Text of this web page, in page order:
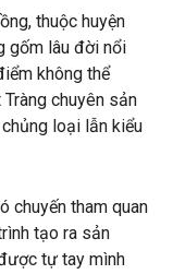
thuộc huyện
gốm lâu đời nổi
không thể
chuyên sản
loại lẫn kiểu
chuyến tham quan
tạo ra sản
tự tay mình